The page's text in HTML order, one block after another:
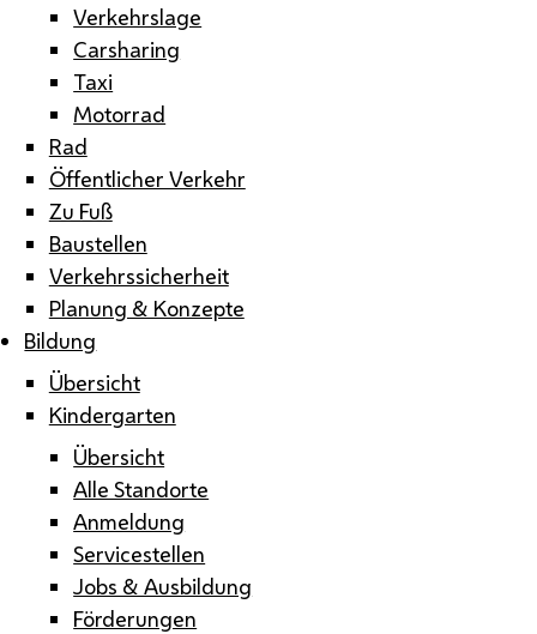
Verkehrslage
Carsharing
Taxi
Motorrad
Rad
Öffentlicher Verkehr
Zu Fuß
Baustellen
Verkehrssicherheit
Planung & Konzepte
Bildung
Übersicht
Kindergarten
Übersicht
Alle Standorte
Anmeldung
Servicestellen
Jobs & Ausbildung
Förderungen